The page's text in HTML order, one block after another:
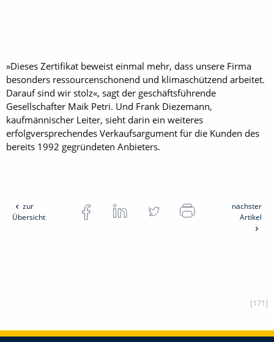
»Dieses Zertifikat beweist einmal mehr, dass unsere Firma
besonders ressourcenschonend und klimaschützend arbeitet.
Darauf sind wir stolz«, sagt der geschäftsführende
Gesellschafter Maik Petri. Und Frank Diezemann,
kaufmännischer Leiter, sieht darin ein weiteres
erfolgversprechendes Verkaufsargument für die Kunden des
bereits 1992 gegründeten Anbieters.
zur
Übersicht
nächster
Artikel
[171]